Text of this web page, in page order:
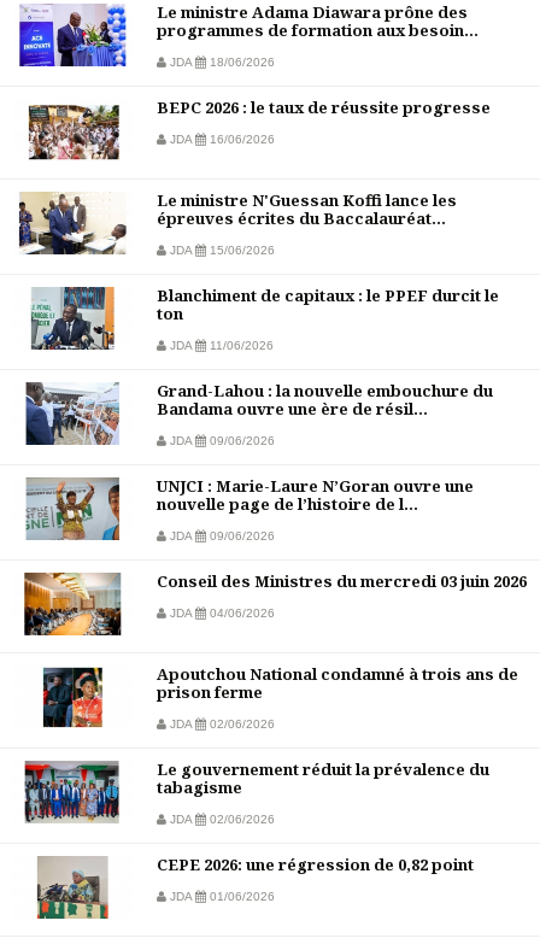
Le ministre Adama Diawara prône des
programmes de formation aux besoin...
JDA 18/06/2026
BEPC 2026 : le taux de réussite progresse
JDA 16/06/2026
Le ministre N'Guessan Koffi lance les
épreuves écrites du Baccalauréat...
JDA 15/06/2026
Blanchiment de capitaux : le PPEF durcit le
ton
JDA 11/06/2026
Grand-Lahou : la nouvelle embouchure du
Bandama ouvre une ère de résil...
JDA 09/06/2026
UNJCI : Marie-Laure N’Goran ouvre une
nouvelle page de l’histoire de l...
JDA 09/06/2026
Conseil des Ministres du mercredi 03 juin 2026
JDA 04/06/2026
Apoutchou National condamné à trois ans de
prison ferme
JDA 02/06/2026
Le gouvernement réduit la prévalence du
tabagisme
JDA 02/06/2026
CEPE 2026: une régression de 0,82 point
JDA 01/06/2026